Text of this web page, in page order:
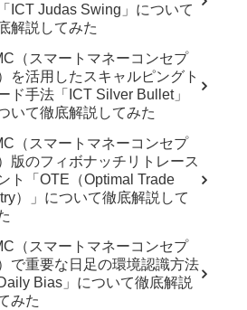
ICT Judas Swing」について
解説してみた
（スマートマネーコンセプ
を活用したスキャルピングト
ド手法「ICT Silver Bullet」
いて徹底解説してみた
（スマートマネーコンセプ
版のフィボナッチリトレース
ト「OTE（Optimal Trade
）」について徹底解説して
（スマートマネーコンセプ
で重要な日足の環境認識方法
Daily Bias」について徹底解説
みた